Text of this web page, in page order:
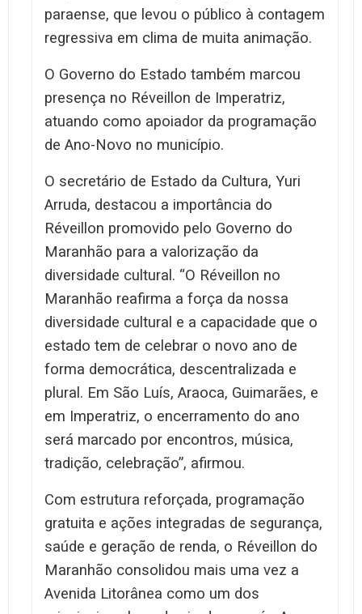
paraense, que levou o público à contagem
regressiva em clima de muita animação.
O Governo do Estado também marcou
presença no Réveillon de Imperatriz,
atuando como apoiador da programação
de Ano-Novo no município.
O secretário de Estado da Cultura, Yuri
Arruda, destacou a importância do
Réveillon promovido pelo Governo do
Maranhão para a valorização da
diversidade cultural. “O Réveillon no
Maranhão reafirma a força da nossa
diversidade cultural e a capacidade que o
estado tem de celebrar o novo ano de
forma democrática, descentralizada e
plural. Em São Luís, Araoca, Guimarães, e
em Imperatriz, o encerramento do ano
será marcado por encontros, música,
tradição, celebração”, afirmou.
Com estrutura reforçada, programação
gratuita e ações integradas de segurança,
saúde e geração de renda, o Réveillon do
Maranhão consolidou mais uma vez a
Avenida Litorânea como um dos